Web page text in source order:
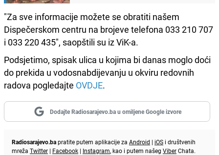
"Za sve informacije možete se obratiti našem
Dispečerskom centru na brojeve telefona 033 210 707
i 033 220 435", saopštili su iz ViK-a.
Podsjetimo, spisak ulica u kojima bi danas moglo doći
do prekida u vodosnabdijevanju u okviru redovnih
radova pogledajte OVDJE.
Dodajte Radiosarajevo.ba u omiljene Google izvore
Radiosarajevo.bapratite putem aplikacije za Android | iOS i društvenih
mreža Twitter | Facebook | Instagram, kao i putem našeg ViberChata.